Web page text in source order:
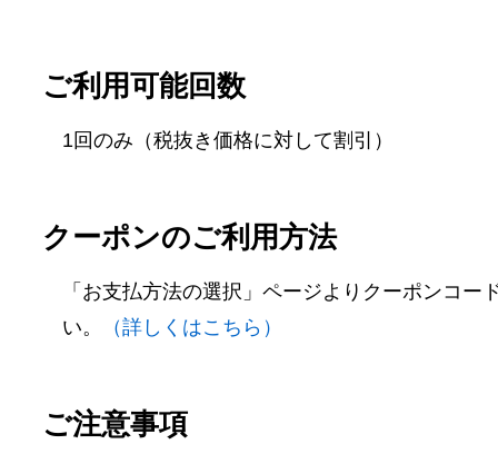
ご利用可能回数
1回のみ（税抜き価格に対して割引）
クーポンのご利用方法
「お支払方法の選択」ページよりクーポンコー
い。
（詳しくはこちら）
ご注意事項